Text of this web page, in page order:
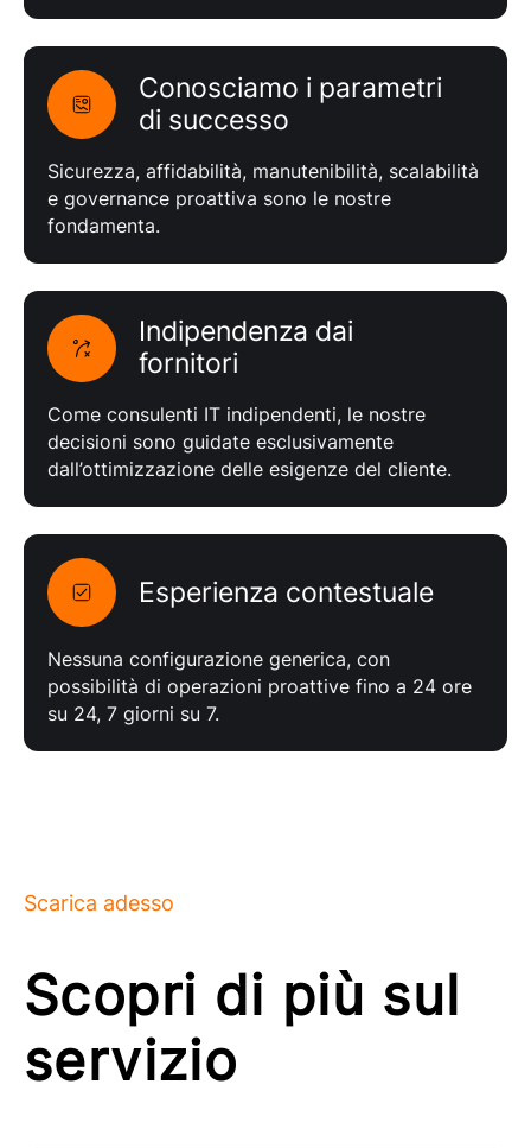
Conosciamo i parametri
di successo
Sicurezza, affidabilità, manutenibilità, scalabilità
e governance proattiva sono le nostre
fondamenta.
Indipendenza dai
fornitori
Come consulenti IT indipendenti, le nostre
decisioni sono guidate esclusivamente
dall’ottimizzazione delle esigenze del cliente.
Esperienza contestuale
Nessuna configurazione generica, con
possibilità di operazioni proattive fino a 24 ore
su 24, 7 giorni su 7.
Scarica adesso
Scopri di più sul
servizio